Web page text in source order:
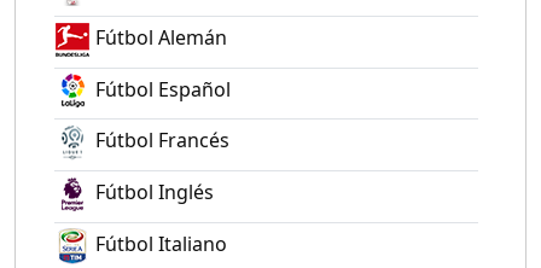
Fútbol Alemán
Fútbol Español
Fútbol Francés
Fútbol Inglés
Fútbol Italiano